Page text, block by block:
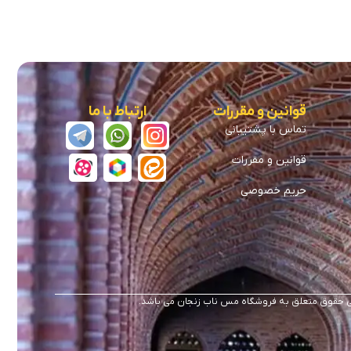
قوانین و مقررات
تماس با پشتیبانی
قوانین و مقررات
حریم خصوصی
ارتباط با ما
حقوق متعلق به فروشگاه مس ناب زنجان می باشد.